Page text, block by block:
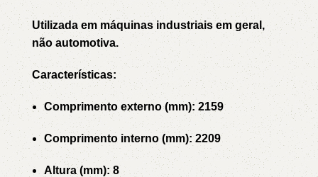
Utilizada em máquinas industriais em geral,
não automotiva.
Características:
Comprimento externo (mm): 2159
Comprimento interno (mm): 2209
Altura (mm): 8